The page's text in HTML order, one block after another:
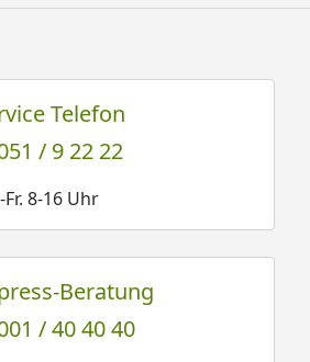
Telefon
/ 9 22 22
8-16 Uhr
Beratung
/ 40 40 40